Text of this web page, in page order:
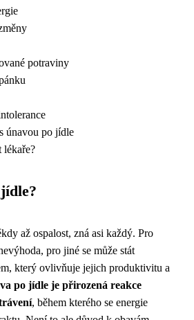
potraviny
únavou po jídle
až ospalost, zná asi každý. Pro
pro jiné se může stát
který ovlivňuje jejich produktivitu a
po jídle je přirozená reakce
, během kterého se energie